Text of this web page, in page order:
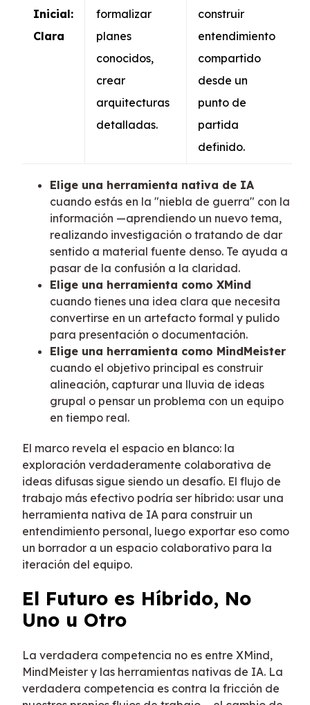
Inicial:
Clara
formalizar
planes
conocidos,
crear
arquitecturas
detalladas.
construir
entendimiento
compartido
desde un
punto de
partida
definido.
Elige una herramienta nativa de IA
cuando estás en la "niebla de guerra" con la
información —aprendiendo un nuevo tema,
realizando investigación o tratando de dar
sentido a material fuente denso. Te ayuda a
pasar de la confusión a la claridad.
Elige una herramienta como XMind
cuando tienes una idea clara que necesita
convertirse en un artefacto formal y pulido
para presentación o documentación.
Elige una herramienta como MindMeister
cuando el objetivo principal es construir
alineación, capturar una lluvia de ideas
grupal o pensar un problema con un equipo
en tiempo real.
El marco revela el espacio en blanco: la
exploración verdaderamente colaborativa de
ideas difusas sigue siendo un desafío. El flujo de
trabajo más efectivo podría ser híbrido: usar una
herramienta nativa de IA para construir un
entendimiento personal, luego exportar eso como
un borrador a un espacio colaborativo para la
iteración del equipo.
El Futuro es Híbrido, No
Uno u Otro
La verdadera competencia no es entre XMind,
MindMeister y las herramientas nativas de IA. La
verdadera competencia es contra la fricción de